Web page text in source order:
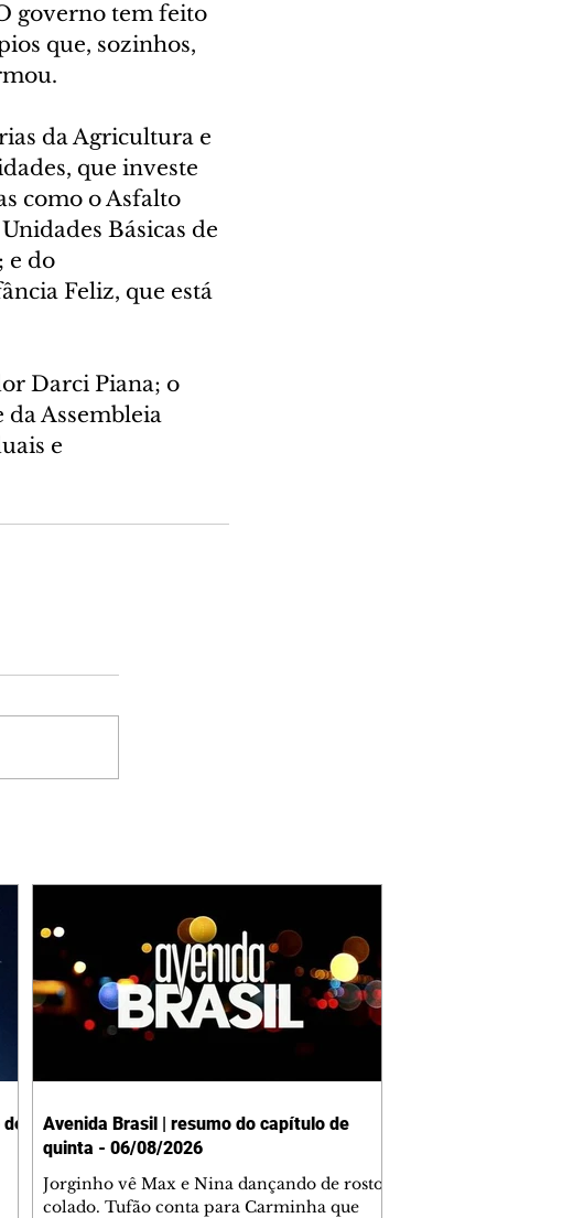
governo tem feito
que, sozinhos,
da Agricultura e
que investe
como o Asfalto
Básicas de
e do
Feliz, que está
Darci Piana; o
da Assembleia
e
Avenida Brasil | resumo do capítulo de
quinta - 06/08/2026
Jorginho vê Max e Nina dançando de rosto
colado. Tufão conta para Carminha que